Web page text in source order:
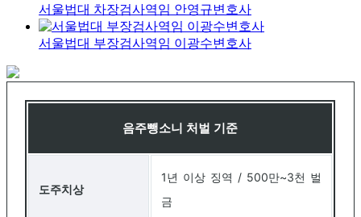
서울법대 차장검사역임 안영규변호사
서울법대 부장검사역임 이광수변호사
음주뺑소니 처벌 기준
도주치상
1년 이상 징역 / 500만~3천 벌
금